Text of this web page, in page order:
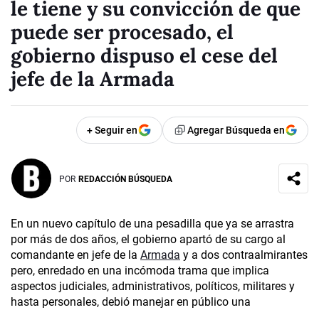
le tiene y su convicción de que
puede ser procesado, el
gobierno dispuso el cese del
jefe de la Armada
+ Seguir en Agregar Búsqueda en
POR REDACCIÓN BÚSQUEDA
En un nuevo capítulo de una pesadilla que ya se arrastra
por más de dos años, el gobierno apartó de su cargo al
comandante en jefe de la Armada y a dos contraalmirantes
pero, enredado en una incómoda trama que implica
aspectos judiciales, administrativos, políticos, militares y
hasta personales, debió manejar en público una